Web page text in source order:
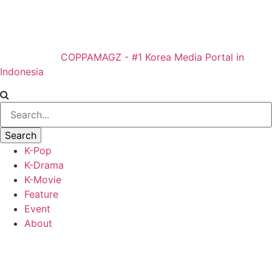
COPPAMAGZ - #1 Korea Media Portal in
Indonesia
K-Pop
K-Drama
K-Movie
Feature
Event
About